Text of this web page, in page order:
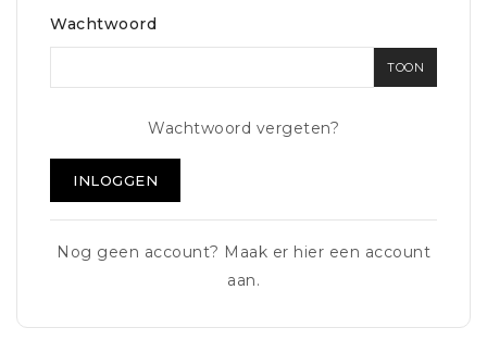
Wachtwoord
TOON
Wachtwoord vergeten?
INLOGGEN
Nog geen account? Maak er hier een account
aan.